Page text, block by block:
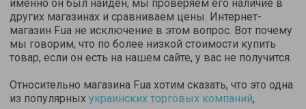
именно он был найден, мы проверяем его наличие в
других магазинах и сравниваем цены. Интернет-
магазин F.ua не исключение в этом вопрос. Вот почему
мы говорим, что по более низкой стоимости купить
товар, если он есть на нашем сайте, у вас не получится.
Относительно магазина F.ua хотим сказать, что это одна
из популярных украинских торговых компаний,